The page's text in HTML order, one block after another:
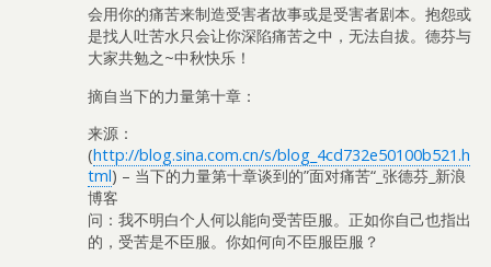
会用你的痛苦来制造受害者故事或是受害者剧本。抱怨或
是找人吐苦水只会让你深陷痛苦之中，无法自拔。德芬与
大家共勉之~中秋快乐！
摘自当下的力量第十章：
来源：
(http://blog.sina.com.cn/s/blog_4cd732e50100b521.h
tml) – 当下的力量第十章谈到的”面对痛苦“_张德芬_新浪
博客
问：我不明白个人何以能向受苦臣服。正如你自己也指出
的，受苦是不臣服。你如何向不臣服臣服？